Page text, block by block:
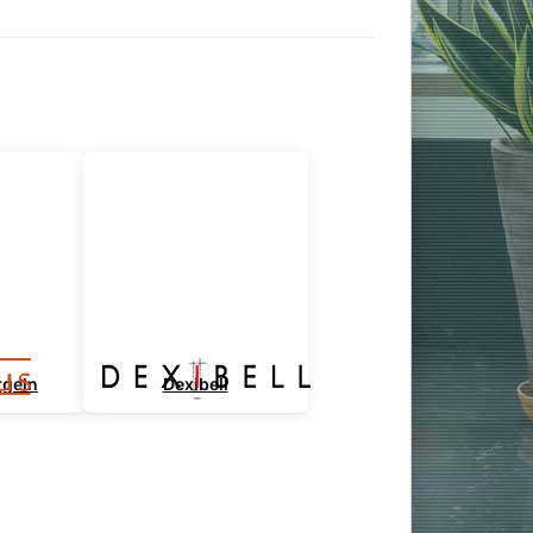
Dexibell